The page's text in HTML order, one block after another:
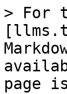
> For
page